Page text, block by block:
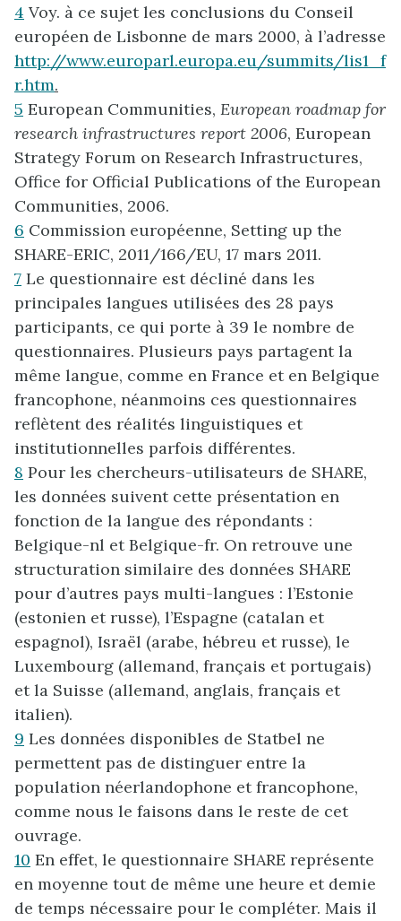
4 Voy. à ce sujet les conclusions du Conseil
européen de Lisbonne de mars 2000, à l’adresse
http://www.europarl.europa.eu/summits/lis1_f
r.htm.
5 European Communities, European roadmap for
research infrastructures report 2006, European
Strategy Forum on Research Infrastructures,
Office for Official Publications of the European
Communities, 2006.
6 Commission européenne, Setting up the
SHARE-ERIC, 2011/166/EU, 17 mars 2011.
7 Le questionnaire est décliné dans les
principales langues utilisées des 28 pays
participants, ce qui porte à 39 le nombre de
questionnaires. Plusieurs pays partagent la
même langue, comme en France et en Belgique
francophone, néanmoins ces questionnaires
reflètent des réalités linguistiques et
institutionnelles parfois différentes.
8 Pour les chercheurs-utilisateurs de SHARE,
les données suivent cette présentation en
fonction de la langue des répondants :
Belgique-nl et Belgique-fr. On retrouve une
structuration similaire des données SHARE
pour d’autres pays multi-langues : l’Estonie
(estonien et russe), l’Espagne (catalan et
espagnol), Israël (arabe, hébreu et russe), le
Luxembourg (allemand, français et portugais)
et la Suisse (allemand, anglais, français et
italien).
9 Les données disponibles de Statbel ne
permettent pas de distinguer entre la
population néerlandophone et francophone,
comme nous le faisons dans le reste de cet
ouvrage.
10 En effet, le questionnaire SHARE représente
en moyenne tout de même une heure et demie
de temps nécessaire pour le compléter. Mais il